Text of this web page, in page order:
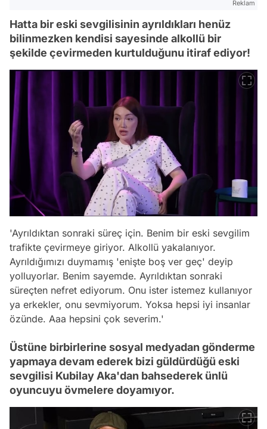
Reklam
Hatta bir eski sevgilisinin ayrıldıkları henüz
bilinmezken kendisi sayesinde alkollü bir
şekilde çevirmeden kurtulduğunu itiraf ediyor!
'Ayrıldıktan sonraki süreç için. Benim bir eski sevgilim
trafikte çevirmeye giriyor. Alkollü yakalanıyor.
Ayrıldığımızı duymamış 'enişte boş ver geç' deyip
yolluyorlar. Benim sayemde. Ayrıldıktan sonraki
süreçten nefret ediyorum. Onu ister istemez kullanıyor
ya erkekler, onu sevmiyorum. Yoksa hepsi iyi insanlar
özünde. Aaa hepsini çok severim.'
Üstüne birbirlerine sosyal medyadan gönderme
yapmaya devam ederek bizi güldürdüğü eski
sevgilisi Kubilay Aka'dan bahsederek ünlü
oyuncuyu övmelere doyamıyor.